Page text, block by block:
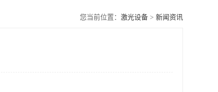
您当前位置： 激光设备 > 新闻资讯